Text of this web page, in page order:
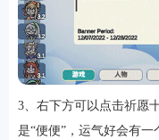
3、右下方可以点击祈愿
是“便便”，运气好会有一